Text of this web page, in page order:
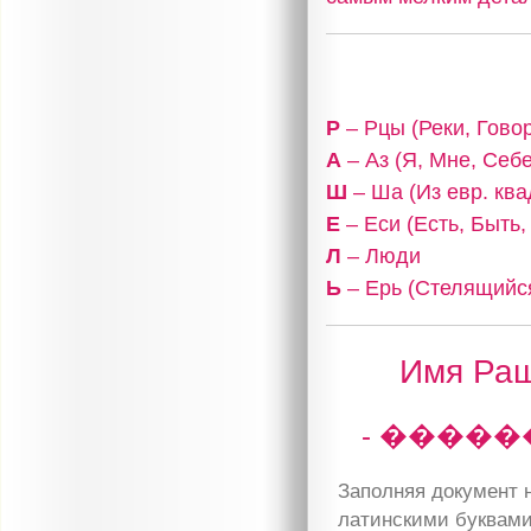
Р – Рцы (Реки,
А – Аз (Я, Мне,
Ш – Ша (Из евр.
Е – Еси (Есть,
Л – Люди
Ь – Ерь
Имя
-
Заполняя документ
латинскими